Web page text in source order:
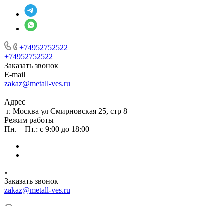
+74952752522
+74952752522
Заказать звонок
E-mail
zakaz@metall-ves.ru
Адрес
г. Москва ул Смирновская 25, стр 8
Режим работы
Пн. – Пт.: с 9:00 до 18:00
Заказать звонок
zakaz@metall-ves.ru